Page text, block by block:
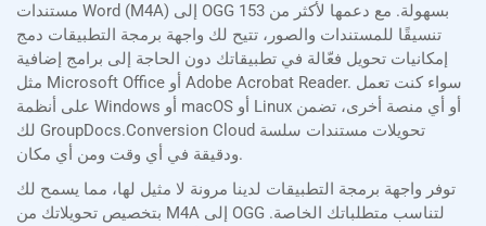
مستندات Word (M4A) إلى OGG بسهولة. مع دعمها لأكثر من 153
تنسيقًا للمستندات والصور، تتيح لك واجهة برمجة التطبيقات دمج
إمكانيات تحويل فعّالة في تطبيقاتك دون الحاجة إلى برامج إضافية
مثل Microsoft Office أو Adobe Acrobat Reader. سواء كنت تعمل
على أنظمة Windows أو macOS أو Linux أو أي منصة أخرى، تضمن
لك GroupDocs.Conversion Cloud تحويلات مستندات سلسة
ودقيقة في أي وقت ومن أي مكان.
توفر واجهة برمجة التطبيقات لدينا مرونة لا مثيل لها، مما يسمح لك
بتخصيص تحويلاتك من M4A إلى OGG لتناسب متطلباتك الخاصة.